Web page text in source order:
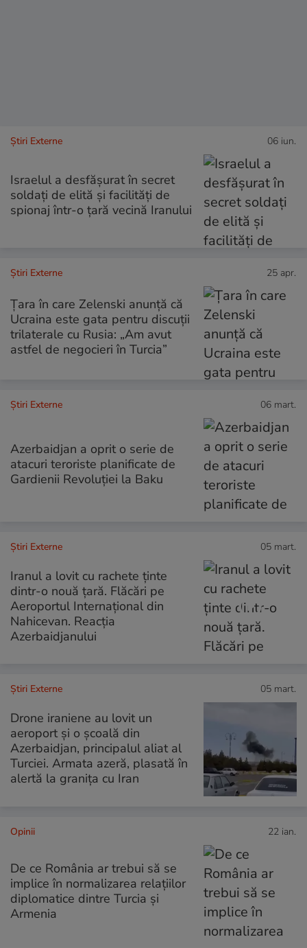
Știri Externe 06 iun.
Israelul a desfăşurat în secret
soldați de elită și facilități de
spionaj într-o țară vecină Iranului
Știri Externe 25 apr.
Țara în care Zelenski anunță că
Ucraina este gata pentru discuții
trilaterale cu Rusia: „Am avut
astfel de negocieri în Turcia”
Știri Externe 06 mart.
Azerbaidjan a oprit o serie de
atacuri teroriste planificate de
Gardienii Revoluției la Baku
Știri Externe 05 mart.
Iranul a lovit cu rachete ținte
dintr-o nouă țară. Flăcări pe
Aeroportul Internațional din
Nahicevan. Reacția
Azerbaidjanului
Știri Externe 05 mart.
Drone iraniene au lovit un
aeroport și o școală din
Azerbaidjan, principalul aliat al
Turciei. Armata azeră, plasată în
alertă la granița cu Iran
Opinii 22 ian.
De ce România ar trebui să se
implice în normalizarea relațiilor
diplomatice dintre Turcia și
Armenia